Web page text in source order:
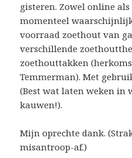
gisteren. Zowel online
momenteel
voorraad zoethout van
verschillende
zoethouttakken
Temmerman). Met
(Best wat laten weken in
kauwen!).
Mijn oprechte dank.
misantroop-af.)